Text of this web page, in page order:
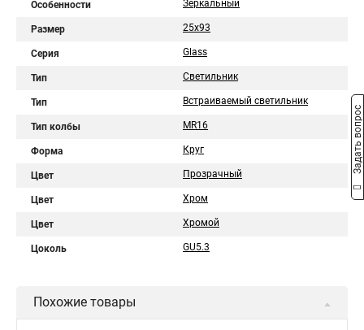
Особенности Зеркальный
Размер 25x93
Серия Glass
Тип Светильник
Тип Встраиваемый светильник
Тип колбы MR16
Форма Круг
Цвет Прозрачный
Цвет Хром
Цвет Хромой
Цоколь GU5.3
Похожие товары
Задать вопрос